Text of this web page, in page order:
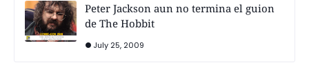
Peter Jackson aun no termina el guion
de The Hobbit
July 25, 2009